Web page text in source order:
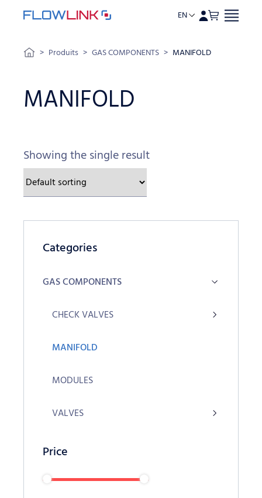
Skip to content
EN
> Produits > GAS COMPONENTS > MANIFOLD
MANIFOLD
Showing the single result
Categories
GAS COMPONENTS
CHECK VALVES
MANIFOLD
MODULES
VALVES
Price